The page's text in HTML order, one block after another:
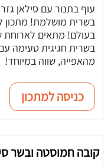
עוף בתנור עם סילאן
בשרית מושלמת! מתכון
בעולם! מתאים לארוחת
בשרית חגיגית טעימה
מהאפייה, שווה במיוחד!
כניסה למתכון
קובה חמוסטה ובשר